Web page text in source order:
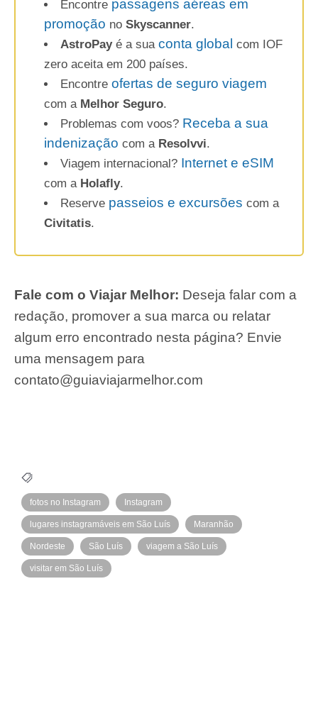
Encontre passagens aéreas em
promoção no Skyscanner.
AstroPayé a sua conta global com IOF
zero aceita em 200 países.
Encontre ofertas de seguro viagem
com a Melhor Seguro.
Problemas com voos? Receba a sua
indenização com a Resolvvi.
Viagem internacional? Internet e eSIM
com a Holafly.
Reserve passeios e excursões com a
Civitatis.
Fale com o Viajar Melhor: Deseja falar com a
redação, promover a sua marca ou relatar
algum erro encontrado nesta página? Envie
uma mensagem para
contato@guiaviajarmelhor.com
fotos no Instagram Instagram
lugares instagramáveis em São Luís Maranhão
Nordeste São Luís viagem a São Luís
visitar em São Luís